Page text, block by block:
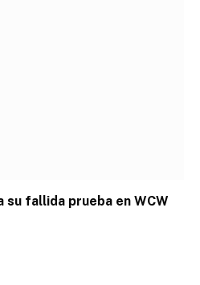
su fallida prueba en WCW